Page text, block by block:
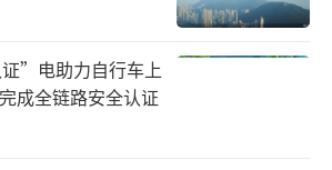
过百亿元的财险公司有2家。其
年实现保费收入559亿元，同
列第一；中华联合财险上半年
亿元，同比增长7.1%。
”电助力自行车上
成全链路安全认证